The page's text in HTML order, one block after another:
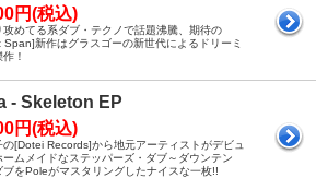
円(税込)
攻めてる系ダブ・テクノで話題沸騰、期待の
Span]新作はグラスゴーの新世代によるドリーミ
！
- Skeleton EP
円(税込)
の[Dotei Records]から地元アーティストがデビュ
ームメイドなステッパーズ・ダブ～ダウンテン
ブをPoleがマスタリングしたナイスな一枚!!